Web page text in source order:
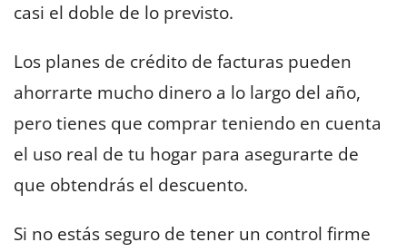
casi el doble de lo previsto.
Los planes de crédito de facturas pueden
ahorrarte mucho dinero a lo largo del año,
pero tienes que comprar teniendo en cuenta
el uso real de tu hogar para asegurarte de
que obtendrás el descuento.
Si no estás seguro de tener un control firme